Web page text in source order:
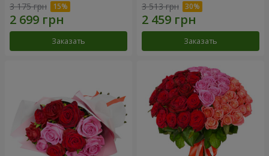
3 175 грн
Заказать
3 513 грн
Заказать